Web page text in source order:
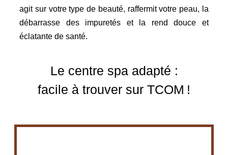
agit sur votre type de beauté, raffermit votre peau, la
débarrasse des impuretés et la rend douce et
éclatante de santé.
Le centre spa adapté :
facile à trouver sur TCOM !